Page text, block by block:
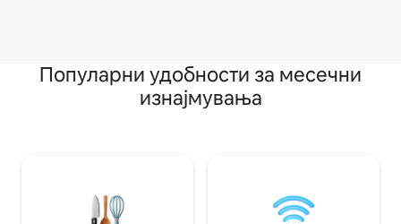
Популарни удобности за месечни
изнајмувања